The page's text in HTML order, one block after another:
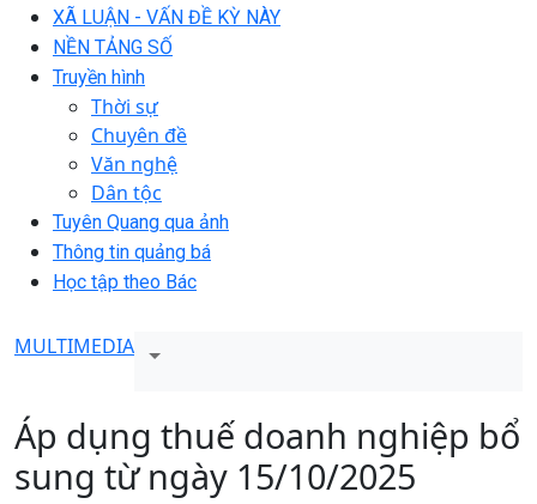
XÃ LUẬN - VẤN ĐỀ KỲ NÀY
NỀN TẢNG SỐ
Truyền hình
Thời sự
Chuyên đề
Văn nghệ
Dân tộc
Tuyên Quang qua ảnh
Thông tin quảng bá
Học tập theo Bác
MULTIMEDIA
Áp dụng thuế doanh nghiệp bổ
sung từ ngày 15/10/2025